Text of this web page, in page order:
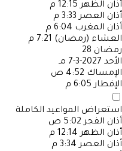
أذان الظهر 12:15 م
أذان العصر 3:33 م
أذان المغرب 6:04 م
العشاء (رمضان) 7:21 م
رمضان 28
الأحد 2027-3-7 مـ
الإمساك 4:52 ص
الإفطار 6:05 م
استعراض المواعيد الكاملة
أذان الفجر 5:02 ص
أذان الظهر 12:14 م
أذان العصر 3:34 م